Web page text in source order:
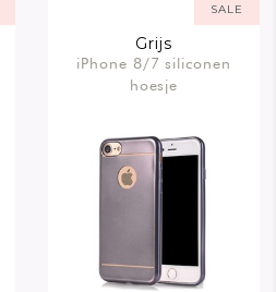
SALE
Grijs
iPhone 8/7 siliconen
hoesje